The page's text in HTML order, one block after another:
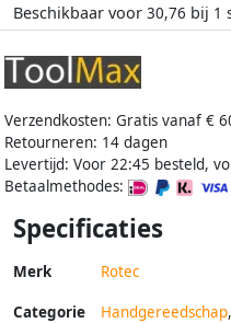
Beschikbaar voor 30,76 bij 1
Verzendkosten: Gratis vanaf €
Retourneren: 14 dagen
Levertijd: Voor 22:45 besteld,
Betaalmethodes:
Specificaties
Merk Rotec
Categorie Handgereedschap,